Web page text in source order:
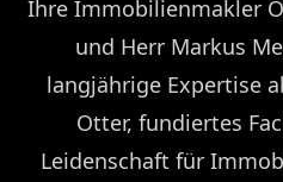
Ihre Immobilienmakler
und Herr Markus
langjährige Expertise
Otter, fundiertes
Leidenschaft für